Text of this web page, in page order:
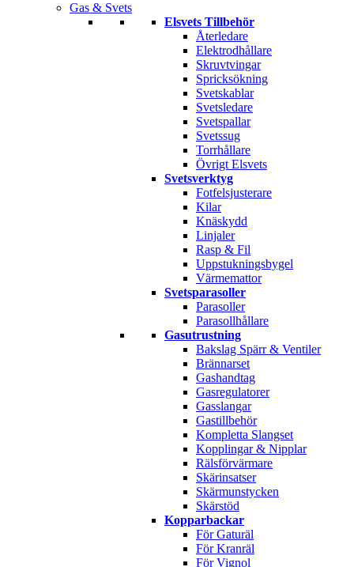
Gas & Svets
Elsvets Tillbehör
Återledare
Elektrodhållare
Skruvtvingar
Spricksökning
Svetskablar
Svetsledare
Svetspallar
Svetssug
Torrhållare
Övrigt Elsvets
Svetsverktyg
Fotfelsjusterare
Kilar
Knäskydd
Linjaler
Rasp & Fil
Uppstukningsbygel
Värmemattor
Svetsparasoller
Parasoller
Parasollhållare
Gasutrustning
Bakslag Spärr & Ventiler
Brännarset
Gashandtag
Gasregulatorer
Gasslangar
Gastillbehör
Kompletta Slangset
Kopplingar & Nipplar
Rälsförvärmare
Skärinsatser
Skärmunstycken
Skärstöd
Kopparbackar
För Gaturäl
För Kranräl
För Vignol